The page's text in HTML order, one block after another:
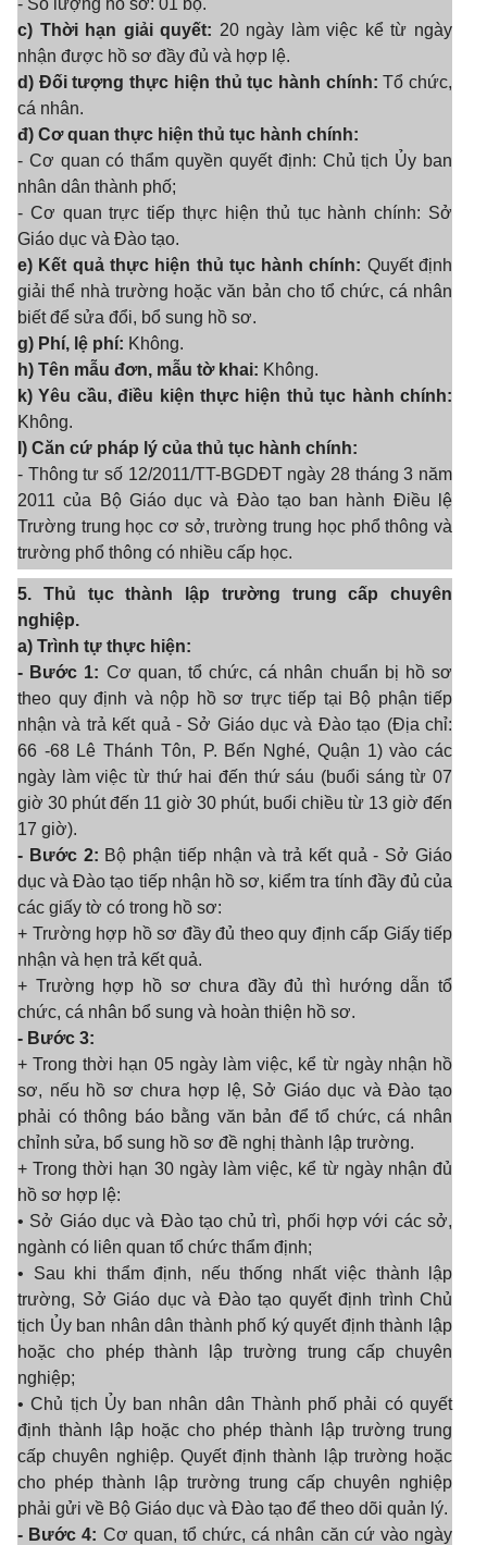
- Số lượng hồ sơ: 01 bộ.
c) Thời hạn giải quyết: 20 ngày làm việc kể từ ngày
nhận được hồ sơ đầy đủ và hợp lệ.
d) Đối tượng thực hiện thủ tục hành chính: Tổ chức,
cá nhân.
đ) Cơ quan thực hiện thủ tục hành chính:
- Cơ quan có thẩm quyền quyết định: Chủ tịch Ủy ban
nhân dân thành phố;
- Cơ quan trực tiếp thực hiện thủ tục hành chính: Sở
Giáo dục và Đào tạo.
e) Kết quả thực hiện thủ tục hành chính: Quyết định
giải thể nhà trường hoặc văn bản cho tổ chức, cá nhân
biết để sửa đổi, bổ sung hồ sơ.
g) Phí, lệ phí: Không.
h) Tên mẫu đơn, mẫu tờ khai: Không.
k) Yêu cầu, điều kiện thực hiện thủ tục hành chính:
Không.
l) Căn cứ pháp lý của thủ tục hành chính:
- Thông tư số 12/2011/TT-BGDĐT ngày 28 tháng 3 năm
2011 của Bộ Giáo dục và Đào tạo ban hành Điều lệ
Trường trung học cơ sở, trường trung học phổ thông và
trường phổ thông có nhiều cấp học.
5. Thủ tục thành lập trường trung cấp chuyên
nghiệp.
a) Trình tự thực hiện:
- Bước 1: Cơ quan, tổ chức, cá nhân chuẩn bị hồ sơ
theo quy định và nộp hồ sơ trực tiếp tại Bộ phận tiếp
nhận và trả kết quả - Sở Giáo dục và Đào tạo (Địa chỉ:
66 -68 Lê Thánh Tôn, P. Bến Nghé, Quận 1) vào các
ngày làm việc từ thứ hai đến thứ sáu (buổi sáng từ 07
giờ 30 phút đến 11 giờ 30 phút, buổi chiều từ 13 giờ đến
17 giờ).
- Bước 2: Bộ phận tiếp nhận và trả kết quả - Sở Giáo
dục và Đào tạo tiếp nhận hồ sơ, kiểm tra tính đầy đủ của
các giấy tờ có trong hồ sơ:
+ Trường hợp hồ sơ đầy đủ theo quy định cấp Giấy tiếp
nhận và hẹn trả kết quả.
+ Trường hợp hồ sơ chưa đầy đủ thì hướng dẫn tổ
chức, cá nhân bổ sung và hoàn thiện hồ sơ.
- Bước 3:
+ Trong thời hạn 05 ngày làm việc, kể từ ngày nhận hồ
sơ, nếu hồ sơ chưa hợp lệ, Sở Giáo dục và Đào tạo
phải có thông báo bằng văn bản để tổ chức, cá nhân
chỉnh sửa, bổ sung hồ sơ đề nghị thành lập trường.
+ Trong thời hạn 30 ngày làm việc, kể từ ngày nhận đủ
hồ sơ hợp lệ:
• Sở Giáo dục và Đào tạo chủ trì, phối hợp với các sở,
ngành có liên quan tổ chức thẩm định;
• Sau khi thẩm định, nếu thống nhất việc thành lập
trường, Sở Giáo dục và Đào tạo quyết định trình Chủ
tịch Ủy ban nhân dân thành phố ký quyết định thành lập
hoặc cho phép thành lập trường trung cấp chuyên
nghiệp;
• Chủ tịch Ủy ban nhân dân Thành phố phải có quyết
định thành lập hoặc cho phép thành lập trường trung
cấp chuyên nghiệp. Quyết định thành lập trường hoặc
cho phép thành lập trường trung cấp chuyên nghiệp
phải gửi về Bộ Giáo dục và Đào tạo để theo dõi quản lý.
- Bước 4: Cơ quan, tổ chức, cá nhân căn cứ vào ngày